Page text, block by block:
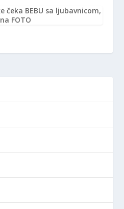
čeka BEBU sa ljubavnicom,
FOTO